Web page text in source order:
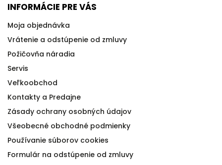
INFORMÁCIE PRE VÁS
Moja objednávka
Vrátenie a odstúpenie od zmluvy
Požičovňa náradia
Servis
Veľkoobchod
Kontakty a Predajne
Zásady ochrany osobných údajov
Všeobecné obchodné podmienky
Používanie súborov cookies
Formulár na odstúpenie od zmluvy